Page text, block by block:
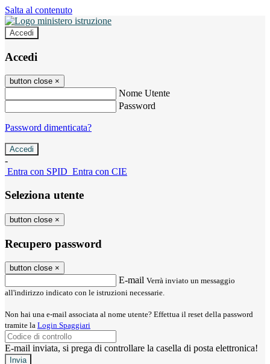
Salta al contenuto
Accedi
Accedi
button close ×
Nome Utente
Password
Password dimenticata?
-
Entra con SPID Entra con CIE
Seleziona utente
button close ×
Recupero password
button close ×
E-mail Verrà inviato un messaggio
all'indirizzo indicato con le istruzioni necessarie.
Non hai una e-mail associata al nome utente? Effettua il reset della password
tramite la Login Spaggiari
E-mail inviata, si prega di controllare la casella di posta elettronica!